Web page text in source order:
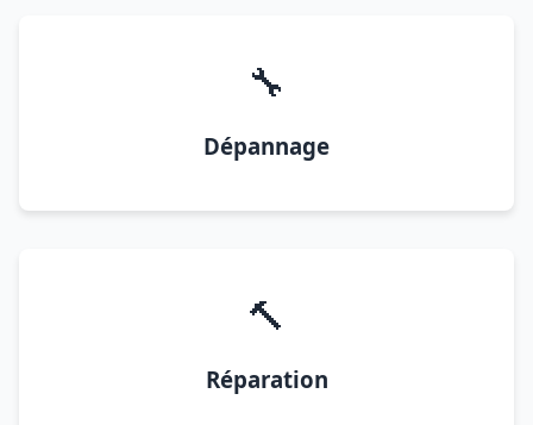
🔧
Dépannage
🔨
Réparation